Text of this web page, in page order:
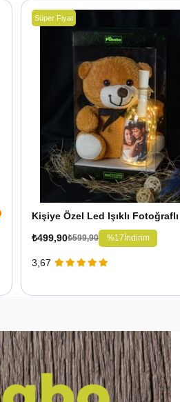
₺499,90₺599,90 %17İndirim
3,67
Süper Fiyat